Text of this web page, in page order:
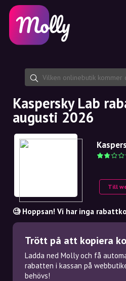
Hudvård
Hårvård
Dela rabattkod
Funktioner
Jobb
Om oss
Samarbete
Plattform
Molly till iPhone och iPad
Molly till Android
SE
EN
NO
DE
Kaspersky Lab
augusti 2026
Till
🧐 Hoppsan! Vi har inga
Trött på att kopiera
Ladda ned Molly och få
rabatten i kassan på
behövs!